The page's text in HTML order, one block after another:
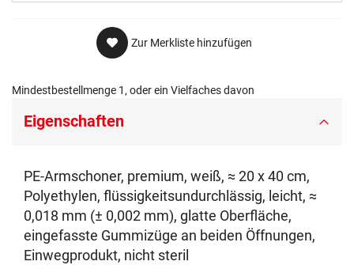
Zur Merkliste hinzufügen
Mindestbestellmenge 1, oder ein Vielfaches davon
Eigenschaften
PE-Armschoner, premium, weiß, ≈ 20 x 40 cm,
Polyethylen, flüssigkeitsundurchlässig, leicht, ≈
0,018 mm (± 0,002 mm), glatte Oberfläche,
eingefasste Gummizüge an beiden Öffnungen,
Einwegprodukt, nicht steril